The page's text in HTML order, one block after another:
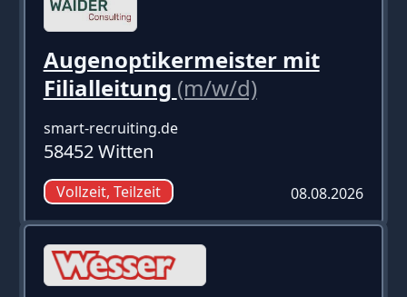
Augenoptikermeister mit
Filialleitung (m/w/d)
smart-recruiting.de
58452 Witten
Vollzeit, Teilzeit 08.08.2026